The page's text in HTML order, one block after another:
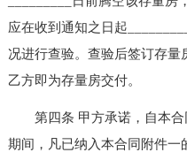
应在收到通知之日起
况进行查验。查验后签订存量
乙方即为存量房交付。
第四条 甲方承诺，自本合
期间，凡已纳入本合同附件一